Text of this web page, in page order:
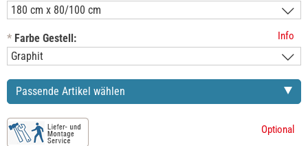
* Farbe Gestell: Info
Passende Artikel wählen
Optional